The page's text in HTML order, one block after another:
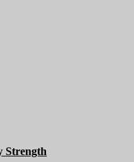
Strength